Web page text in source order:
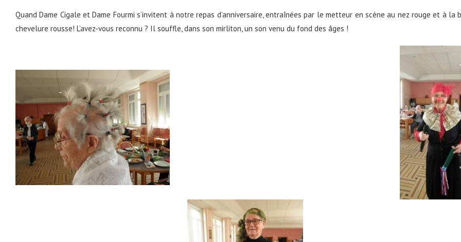
Quand Dame Cigale et Dame Fourmi s’invitent à notre repas d’anniversaire, entraînées par le metteur en scène au nez rouge et à la
chevelure rousse! L’avez-vous reconnu ? Il souffle, dans son mirliton, un son venu du fond des âges !